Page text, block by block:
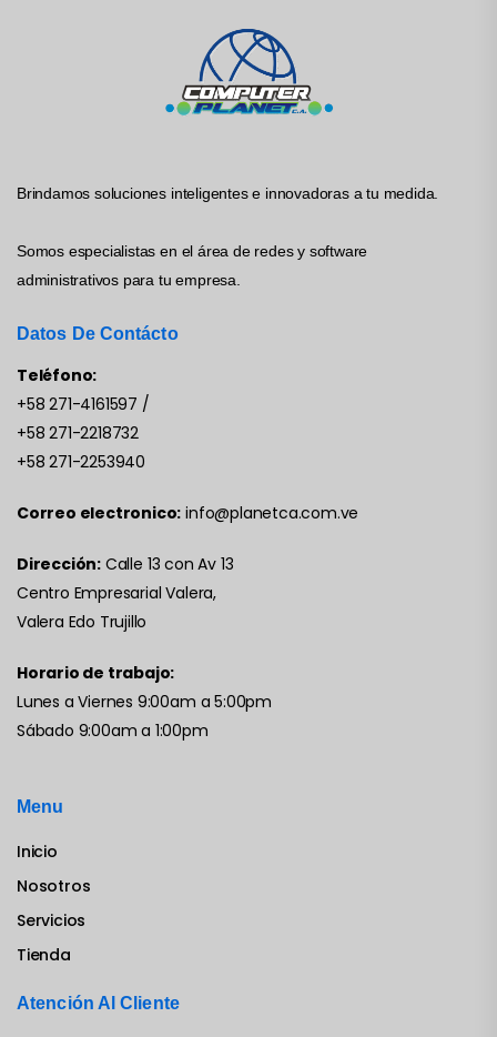
Brindamos soluciones inteligentes e innovadoras a tu medida.
Somos especialistas en el área de redes y software
administrativos para tu empresa.
Datos De Contácto
Teléfono:
+58 271-4161597 /
+58 271-2218732
+58 271-2253940
Correo electronico: info@planetca.com.ve
Dirección: Calle 13 con Av 13
Centro Empresarial Valera,
Valera Edo Trujillo
Horario de trabajo:
Lunes a Viernes 9:00am a 5:00pm
Sábado 9:00am a 1:00pm
Menu
Inicio
Nosotros
Servicios
Tienda
Atención Al Cliente